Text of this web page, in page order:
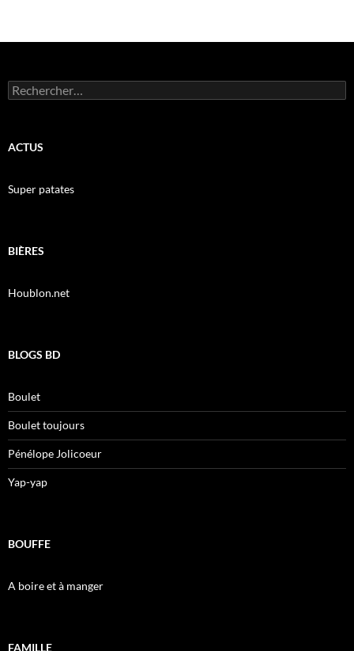
Rechercher :
ACTUS
Super patates
BIÈRES
Houblon.net
BLOGS BD
Boulet
Boulet toujours
Pénélope Jolicoeur
Yap-yap
BOUFFE
A boire et à manger
FAMILLE